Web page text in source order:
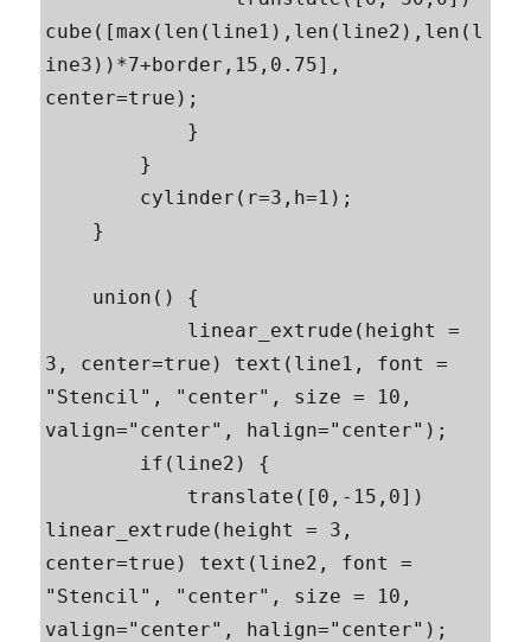
cube([max(len(line1),len(line2),len(l
ine3))*7+border,15,0.75],
center=true);
3, center=true) text(line1, font =
"Stencil", "center", size = 10,
valign="center", halign="center");
linear_extrude(height = 3,
center=true) text(line2, font =
"Stencil", "center", size = 10,
valign="center", halign="center");